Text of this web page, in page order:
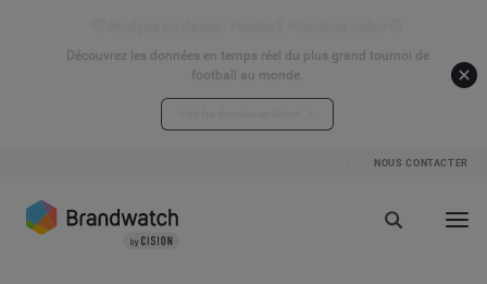
Découvrez les données en temps réel du plus grand tournoi de
football au monde.
NOUS CONTACTER